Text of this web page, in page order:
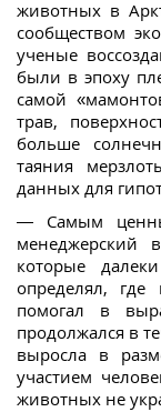
животных в
сообществом
ученые
были в эпоху
самой
трав,
больше
таяния
данных для
— Самым
менеджерский
которые
определял, где
помогал в
продолжался в
выросла в
участием
животных не